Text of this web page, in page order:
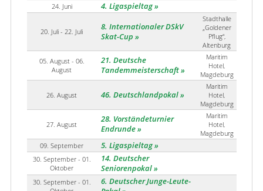
24. Juni
4. Ligaspieltag
20. Juli - 22. Juli
8. Internationaler DSkV
Skat-Cup
Stadthalle
„Goldener
Pflug“,
Altenburg
05. August - 06.
August
21. Deutsche
Tandemmeisterschaft
Maritim
Hotel,
Magdeburg
26. August 46. Deutschlandpokal
Maritim
Hotel,
Magdeburg
27. August
28. Vorständeturnier
Endrunde
Maritim
Hotel,
Magdeburg
09. September
5. Ligaspieltag
30. September - 01.
Oktober
14. Deutscher
Seniorenpokal
30. September - 01.
6. Deutscher Junge-Leute-